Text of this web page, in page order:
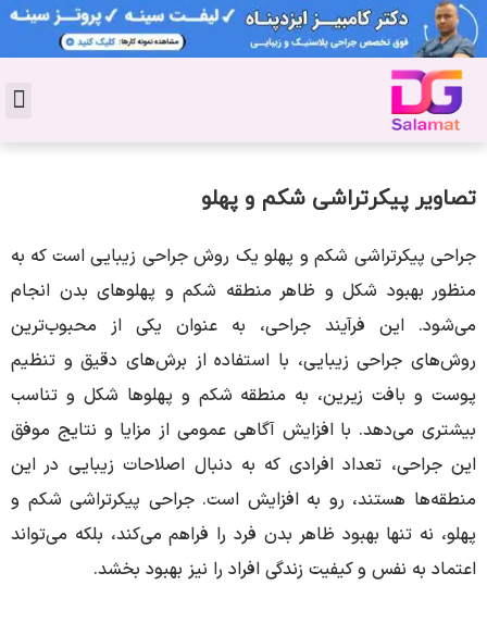
تصاویر پیکرتراشی شکم و پهلو
جراحی پیکرتراشی شکم و پهلو یک روش جراحی زیبایی است که به
منظور بهبود شکل و ظاهر منطقه شکم و پهلوهای بدن انجام
می‌شود. این فرآیند جراحی، به عنوان یکی از محبوب‌ترین
روش‌های جراحی زیبایی، با استفاده از برش‌های دقیق و تنظیم
پوست و بافت زیرین، به منطقه شکم و پهلوها شکل و تناسب
بیشتری می‌دهد. با افزایش آگاهی عمومی از مزایا و نتایج موفق
این جراحی، تعداد افرادی که به دنبال اصلاحات زیبایی در این
منطقه‌ها هستند، رو به افزایش است. جراحی پیکرتراشی شکم و
پهلو، نه تنها بهبود ظاهر بدن فرد را فراهم می‌کند، بلکه می‌تواند
اعتماد به نفس و کیفیت زندگی افراد را نیز بهبود بخشد.